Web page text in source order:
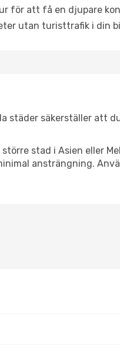
för att få en djupare
utan turisttrafik i din
säkerställer att
stad i Asien eller
ansträngning.